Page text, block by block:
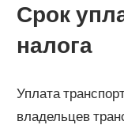
Срок
налога
Уплата
владельцев